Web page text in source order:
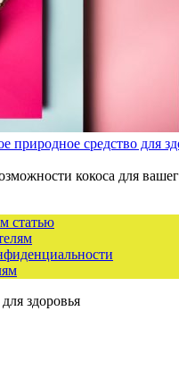
природное средство для
кокоса для
статью
здоровья